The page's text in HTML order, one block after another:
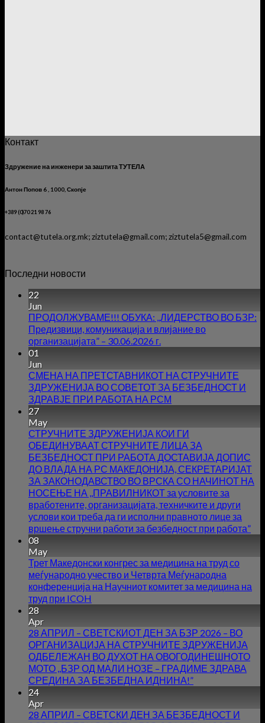
Контакт
Здружение на инженери за заштита ТУТЕЛА
Антон Попов 6 , 1000, Скопје
+389 (0)70 21 98 76
contact@tutela.org.mk; ziztutela@gmail.com; ziztutela5@gmail.com
Последни новости
22
Jun
ПРОДОЛЖУВАМЕ!!! ОБУКА: ,,ЛИДЕРСТВО ВО БЗР:
Предизвици, комуникација и влијание во
организацијата” – 30.06.2026 г.
01
Jun
СМЕНА НА ПРЕТСТАВНИКОТ НА СТРУЧНИТЕ
ЗДРУЖЕНИЈА ВО СОВЕТОТ ЗА БЕЗБЕДНОСТ И
ЗДРАВЈЕ ПРИ РАБОТА НА РСМ
27
May
СТРУЧНИТЕ ЗДРУЖЕНИЈА КОИ ГИ
ОБЕДИНУВААТ СТРУЧНИТЕ ЛИЦА ЗА
БЕЗБЕДНОСТ ПРИ РАБОТА ДОСТАВИЈА ДОПИС
ДО ВЛАДА НА РС МАКЕДОНИЈА, СЕКРЕТАРИЈАТ
ЗА ЗАКОНОДАВСТВО ВО ВРСКА СО НАЧИНОТ НА
НОСЕЊЕ НА ,,ПРАВИЛНИКОТ за условите за
вработените, организацијата, техничките и други
услови кои треба да ги исполни правното лице за
вршење стручни работи за безбедност при работа”
08
May
Трет Македонски конгрес за медицина на труд со
меѓународно учество и Четврта Меѓународна
конференција на Научниот комитет за медицина на
труд при ICOH
28
Apr
28 АПРИЛ – СВЕТСКИОТ ДЕН ЗА БЗР 2026 – ВО
ОРГАНИЗАЦИЈА НА СТРУЧНИТЕ ЗДРУЖЕНИЈА
ОДБЕЛЕЖАН ВО ДУХОТ НА ОВОГОДИНЕШНОТО
МОТО ,,БЗР ОД МАЛИ НОЗЕ – ГРАДИМЕ ЗДРАВА
СРЕДИНА ЗА БЕЗБЕДНА ИДНИНА!”
24
Apr
28 АПРИЛ – СВЕТСКИ ДЕН ЗА БЕЗБЕДНОСТ И